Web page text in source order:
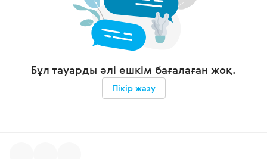
Бұл тауарды әлі ешкім бағалаған жоқ.
Пікір жазу